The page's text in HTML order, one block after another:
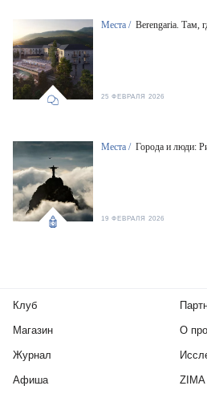
Места / Berengaria. Там,
25 ФЕВРАЛЯ 2026
Места / Города и люди:
19 ФЕВРАЛЯ 2026
Клуб
Магазин
Журнал
Афиша
О